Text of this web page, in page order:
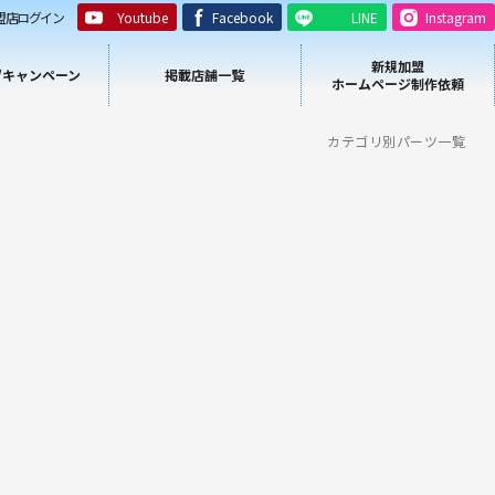
店ログイン Youtube Facebook LINE Instagram
ャンペーン 掲載店舗一覧
新規加盟
ホームページ制作依頼
カテゴリ別パーツ一覧